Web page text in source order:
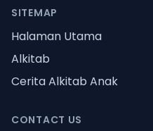
SITEMAP
Halaman Utama
Alkitab
Cerita Alkitab Anak
CONTACT US